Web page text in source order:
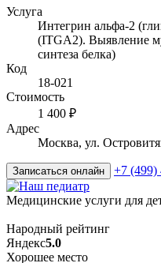
Услуга
Интегрин альфа-2
(ITGA2). Выявление
синтеза белка)
Код
18-021
Стоимость
1 400 ₽
Адрес
Москва, ул.
Записаться онлайн +7 (499)
Медицинские услуги для
Народный рейтинг
Яндекс5.0
Хорошее место